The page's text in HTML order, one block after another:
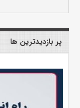
پر بازدیدترین ها